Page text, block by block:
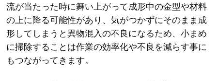
流が当たった時に舞い上がって成形中の金型や材料
の上に降る可能性があり、気がつかずにそのまま成
形してしまうと異物混入の不良になるため、小まめ
に掃除することは作業の効率化や不良を減らす事に
もつながってきます。